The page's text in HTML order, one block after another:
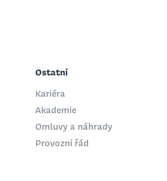
Ostatní
Kariéra
Akademie
Omluvy a náhrady
Provozní řád